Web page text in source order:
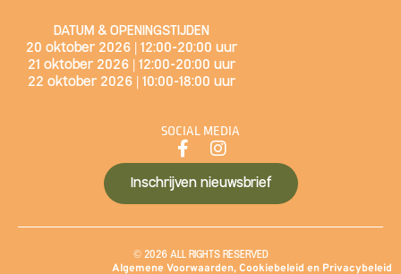
DATUM & OPENINGSTIJDEN
20 oktober 2026 | 12:00-20:00 uur
21 oktober 2026 | 12:00-20:00 uur
22 oktober 2026 | 10:00-18:00 uur
SOCIAL MEDIA
Inschrijven nieuwsbrief
© 2026 ALL RIGHTS RESERVED
Algemene Voorwaarden,Cookiebeleid en Privacybeleid